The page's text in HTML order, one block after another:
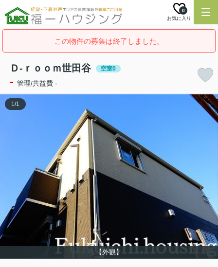
お気に入り
0
この物件の募集は終了しました。
Ｄ-ｒｏｏｍ世田谷 空室0
- 管理/共益費 -
【外観】
1/1